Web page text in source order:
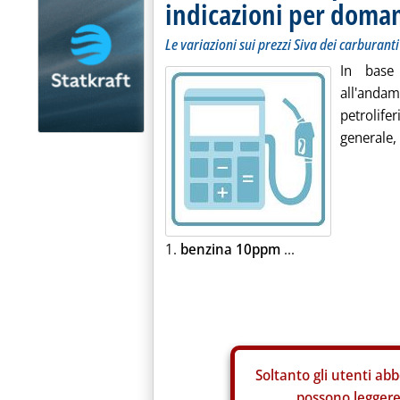
indicazioni per
Le variazioni sui prezzi Siva dei
In
1. benzina 10ppm ...
Soltanto gli utenti